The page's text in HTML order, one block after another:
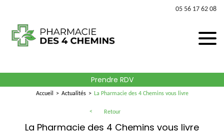
05 56 17 62 08
Prendre RDV
Accueil Actualités La Pharmacie des 4 Chemins vous livre
Retour
La Pharmacie des 4 Chemins vous livre